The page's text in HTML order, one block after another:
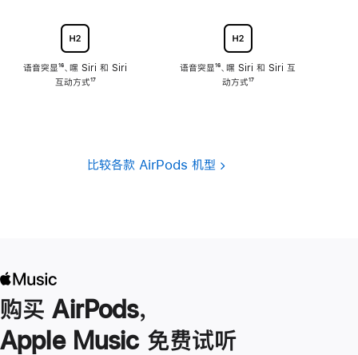
语音突显脚
注
¹⁶、嘿 Siri 和 Siri
互动方式脚
¹⁷
语音突显脚
注
¹⁶、嘿 Siri 和 Siri 互
动方式脚
¹⁷
比较各款 AirPods 机型
购买 AirPods，
Apple Music 免费试听